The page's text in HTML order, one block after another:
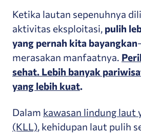
Ketika lautan sepenuhnya
aktivitas eksploitasi, pulih
yang pernah kita bayangkan
merasakan manfaatnya.
sehat. Lebih banyak
yang lebih kuat.
Dalam kawasan lindung laut
(KLL), kehidupan laut pulih